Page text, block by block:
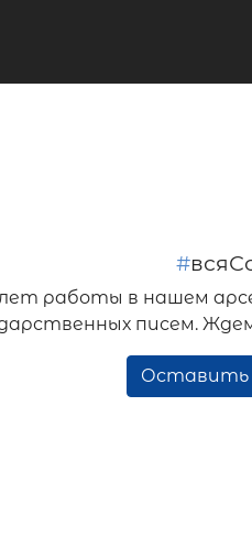
#
работы в нашем
писем.
Оставить